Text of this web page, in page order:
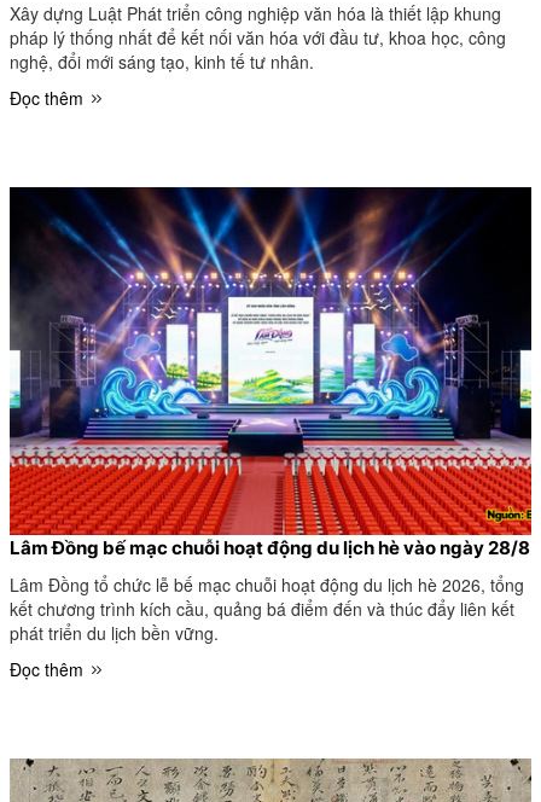
Xây dựng Luật Phát triển công nghiệp văn hóa là thiết lập khung
pháp lý thống nhất để kết nối văn hóa với đầu tư, khoa học, công
nghệ, đổi mới sáng tạo, kinh tế tư nhân.
Đọc thêm
Lâm Đồng bế mạc chuỗi hoạt động du lịch hè vào ngày 28/8
Lâm Đồng tổ chức lễ bế mạc chuỗi hoạt động du lịch hè 2026, tổng
kết chương trình kích cầu, quảng bá điểm đến và thúc đẩy liên kết
phát triển du lịch bền vững.
Đọc thêm